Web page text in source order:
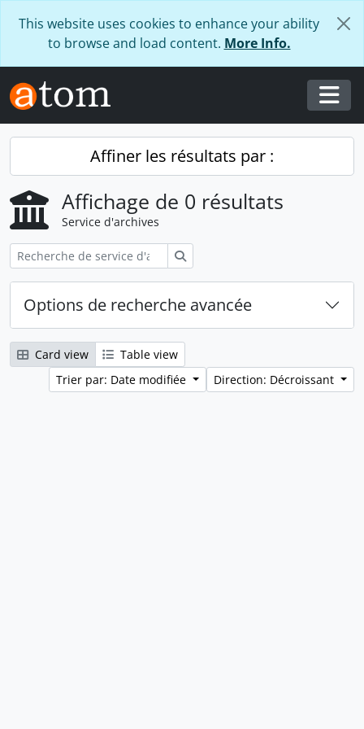
This website uses cookies to enhance your ability
to browse and load content. More Info.
Affiner les résultats par :
Affichage de 0 résultats
Service d'archives
Options de recherche avancée
Card view
Table view
Trier par: Date modifiée
Direction: Décroissant